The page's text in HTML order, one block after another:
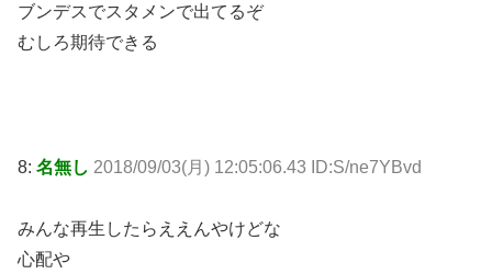
ブンデスでスタメンで出てるぞ
むしろ期待できる
8: 名無し 2018/09/03(月) 12:05:06.43 ID:S/ne7YBvd
みんな再生したらええんやけどな
心配や